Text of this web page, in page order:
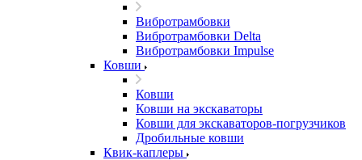
Вибротрамбовки
Вибротрамбовки Delta
Вибротрамбовки Impulse
Ковши
Ковши
Ковши на экскаваторы
Ковши для экскаваторов-погрузчиков
Дробильные ковши
Квик-каплеры